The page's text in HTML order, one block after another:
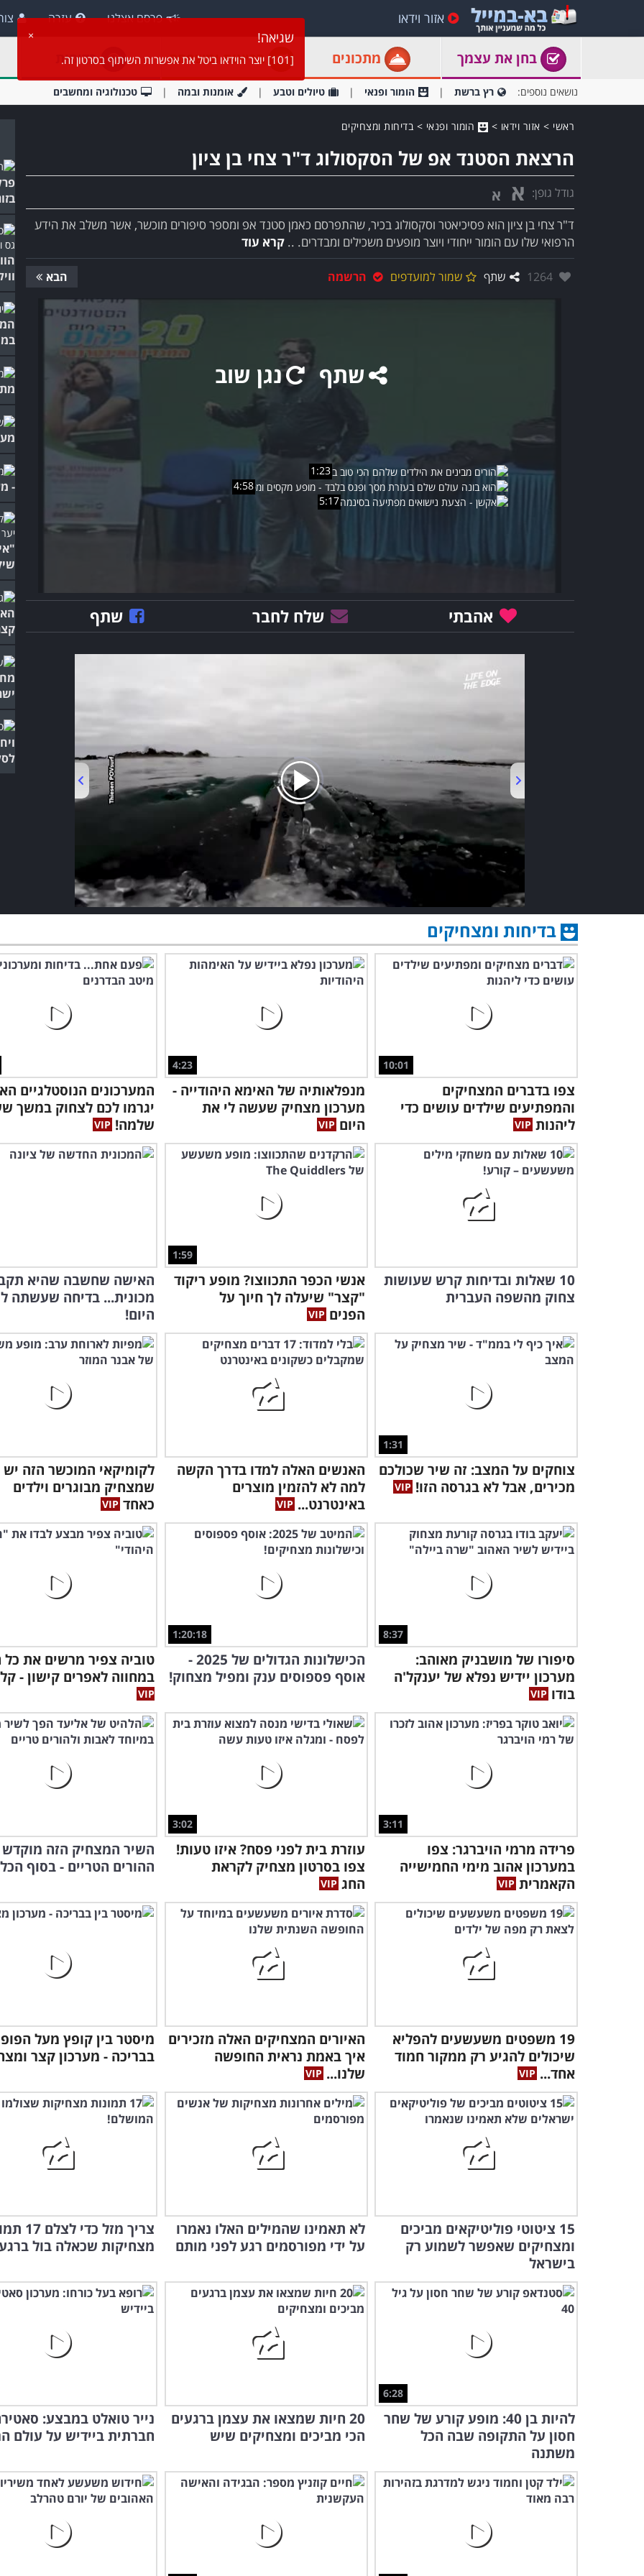
אזור וידאו פרסם אצלנו עזרה
בחן את עצמך מתכונים בריאות ומשפחה בדיחות
נושאים נוספים: רץ ברשת הומור ופנאי טיולים וטבע אומנות ובמה טכנולוגיה ומחשבים
ראשי > אזור וידאו > הומור ופנאי >בדיחות ומצחיקים
הרצאת הסטנד אפ של הסקסולוג ד"ר צחי בן ציון
גודל גופן: א א
ד"ר צחי בן ציון הוא פסיכיאטר וסקסולוג בכיר, שהתפרסם כאמן סטנד אפ ומספר סיפורים מוכשר, אשר משלב את הידע
הרפואי שלו עם הומור ייחודי ויוצר מופעים משכילים ומבדרים. .. קרא עוד
אהבו:
1264 שתף שמור למועדפים הרשמה הבא
שתף נגן שוב
1:23
4:58
5:17
אהבתי שלח לחבר שתף
00:00/03:55
-
בדיחות ומצחיקים
10:01
צפו בדברים המצחיקים
והמפתיעים שילדים עושים כדי
ליהנות
4:23
מנפלאותיה של האימא היהודייה -
מערכון מצחיק שעשה לי את
היום
המערכונים הנוסטלגיים
יגרמו לכם לצחוק במשך
שלמה!
10 שאלות ובדיחות קרש שעושות
צחוק מהשפה העברית
1:59
אנשי הכפר התכווצו? מופע ריקוד
"קצר" שיעלה לך חיוך על
הפנים
האישה שחשבה שהיא
מכונית... בדיחה שעשתה
היום!
1:31
צוחקים על המצב: זה שיר שכולכם
מכירים, אבל לא בגרסה הזו!
האנשים האלה למדו בדרך הקשה
למה לא להזמין מוצרים
באינטרנט...
לקומיקאי המוכשר הזה יש
שמצחיק מבוגרים וילדים
כאחד
8:37
סיפורו של מושבניק מאוהב:
מערכון יידיש נפלא של יענקל'ה
בודו
1:20:18
הכישלונות הגדולים של 2025 -
אוסף פספוסים ענק ומפיל מצחוק!
טוביה צפיר מרשים את
במחווה לאפרים קישון -
3:11
פרידה מרמי הויברגר: צפו
במערכון אהוב מימי החמישייה
הקאמרית
3:02
עוזרת בית לפני פסח? איזו טעות!
צפו בסרטון מצחיק לקראת
החג
השיר המצחיק הזה מוקדש
ההורים הטריים - בסוף
19 משפטים משעשעים להפליא
שיכולים להגיע רק ממקור חמוד
אחד...
האיורים המצחיקים האלה מזכירים
איך באמת נראית החופשה
שלנו...
מיסטר בין קופץ מעל
בבריכה - מערכון קצר
15 ציטוטי פוליטיקאים מביכים
ומצחיקים שאפשר לשמוע רק
בישראל
לא תאמינו שהמילים האלו נאמרו
על ידי מפורסמים רגע לפני מותם
צריך מזל
מצחיקות שכאלה בול ברגע
6:28
להיות בן 40: מופע קורע של שחר
חסון על התקופה שבה הכל
משתנה
20 חיות שמצאו את עצמן ברגעים
הכי מביכים ומצחיקים שיש
נייר טואלט במבצע:
חברתית ביידיש על עולם